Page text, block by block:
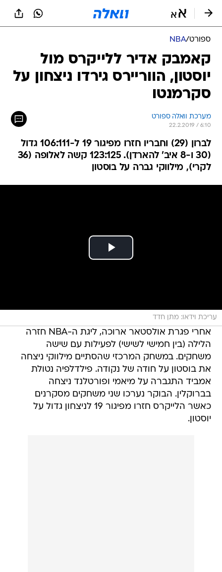
ספורט/
NBA
קאמבק אדיר ללייקרס מול
יוסטון, הווריירס גירדו ניצחון על
סקרמנטו
מערכת וואלה ספורט
22.2.2019 / 6:10
לברון (29) וחבריו חזרו מפיגור 19 ל-106:111 גדול
(30 ו-8 איב' להארדן). 123:125 קשה לאלופה (36
לקרי), מילווקי גברה על בוסטון
עריכת וידאו: מתן חדד
אחרי פגרת אולסטאר ארוכה, ליגת ה-NBA חזרה
הלילה (בין חמישי לשישי) לפעילות עם שישה
משחקים. במשחק המרכזי שהסתיים מילווקי ניצחה
את בוסטון על חודה של נקודה. פילדלפיה נטולת
אמביד התגברה על מיאמי ופורטלנד ניצחה
בברוקלין. הבוקר נערכו שני משחקים מסקרנים
כאשר הלייקרס חזרו מפיגור 19 לניצחון גדול על
יוסטון.